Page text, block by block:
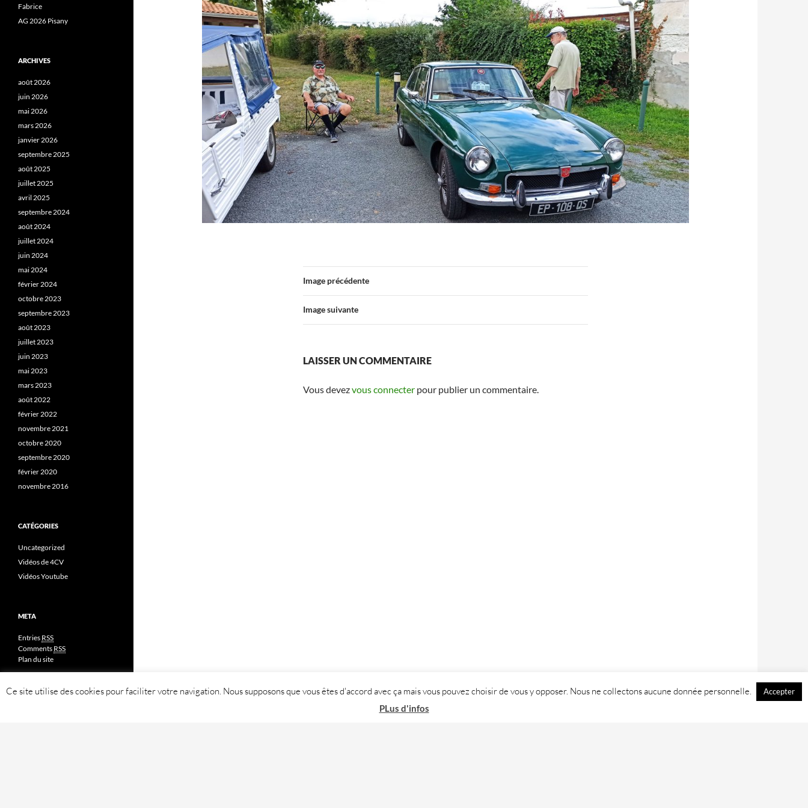
Image précédente
Image suivante
LAISSER UN COMMENTAIRE
Vous devezvous connecter pour publier un commentaire.
Fabrice
AG 2026 Pisany
ARCHIVES
août 2026
juin 2026
mai 2026
mars 2026
janvier 2026
septembre 2025
août 2025
juillet 2025
avril 2025
septembre 2024
août 2024
juillet 2024
juin 2024
mai 2024
février 2024
octobre 2023
septembre 2023
août 2023
juillet 2023
juin 2023
mai 2023
mars 2023
août 2022
février 2022
novembre 2021
octobre 2020
septembre 2020
février 2020
novembre 2016
CATÉGORIES
Uncategorized
Vidéos de 4CV
Vidéos Youtube
META
Entries RSS
Comments RSS
Plan du site
Ce site utilise des cookies pour faciliter votre navigation. Nous supposons que vous êtes d'accord avec ça mais vous pouvez choisir de vous y opposer. Nous ne collectons aucune donnée personnelle. Accepter
PLus d'infos